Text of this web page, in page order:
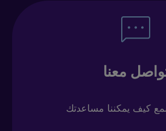
معنا